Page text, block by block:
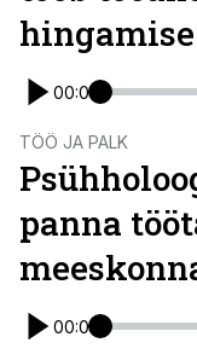
hingamise
00:00
TÖÖ JA PALK
panna
00:00